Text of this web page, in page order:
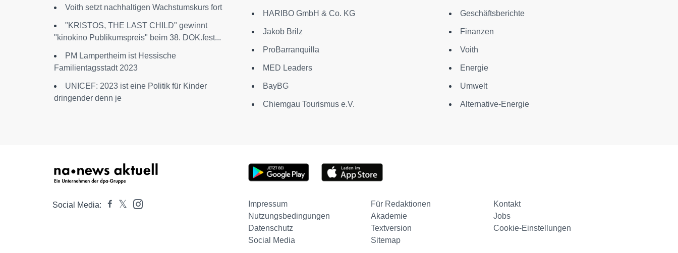
Voith setzt nachhaltigen Wachstumskurs fort
"KRISTOS, THE LAST CHILD" gewinnt
"kinokino Publikumspreis" beim 38. DOK.fest...
PM Lampertheim ist Hessische
Familientagsstadt 2023
UNICEF: 2023 ist eine Politik für Kinder
dringender denn je
HARIBO GmbH & Co. KG
Jakob Brilz
ProBarranquilla
MED Leaders
BayBG
Chiemgau Tourismus e.V.
Geschäftsberichte
Finanzen
Voith
Energie
Umwelt
Alternative-Energie
Social Media: Impressum Für Redaktionen
Kontakt
Nutzungsbedingungen
Akademie
Jobs
Datenschutz
Textversion
Cookie-Einstellungen
Social Media
Sitemap